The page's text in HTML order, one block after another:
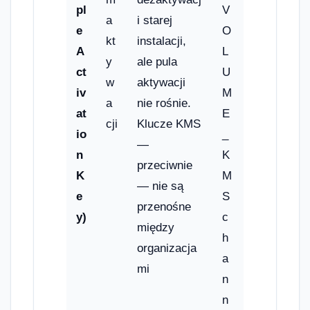
pl
e
A
ct
iv
at
io
n
K
e
y)
a
kt
y
w
a
cji
i starej
instalacji,
ale pula
aktywacji
nie rośnie.
Klucze KMS
—
przeciwnie
— nie są
przenośne
między
organizacja
mi
V
O
L
U
M
E
K
M
S
c
h
a
n
n